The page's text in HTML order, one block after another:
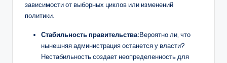
зависимости от выборных циклов или изменений
политики.
Стабильность правительства:Вероятно ли, что
нынешняя администрация останется у власти?
Нестабильность создает неопределенность для